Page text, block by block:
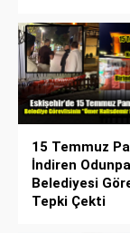
15 Temmuz
İndiren
Belediyesi
Tepki Çekti